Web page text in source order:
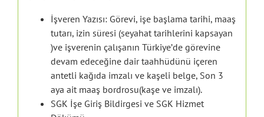
İşveren Yazısı: Görevi, işe başlama tarihi, maaş
tutarı, izin süresi (seyahat tarihlerini kapsayan
)ve işverenin çalışanın Türkiye’de görevine
devam edeceğine dair taahhüdünü içeren
antetli kağıda imzalı ve kaşeli belge, Son 3
aya ait maaş bordrosu(kaşe ve imzalı).
SGK İşe Giriş Bildirgesi ve SGK Hizmet